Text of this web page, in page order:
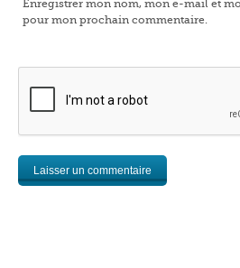
Enregistrer mon nom, mon e-mail et
pour mon prochain commentaire.